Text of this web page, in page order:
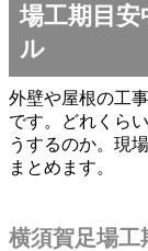
場工期目
ル
外壁や屋根の工
です。どれくら
うするのか。現
まとめます。
横須賀足場工